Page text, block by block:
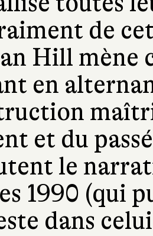
de
Hill mène
en
et du
le
1990 (qui
dans